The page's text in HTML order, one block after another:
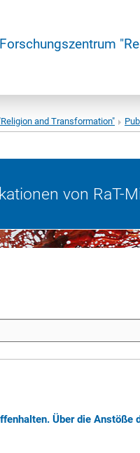
Forschungszentrum
and Transformation"
von RaT-
Über die Anstöße